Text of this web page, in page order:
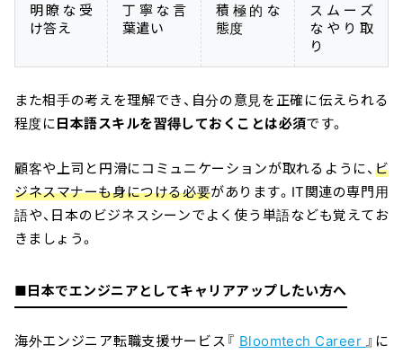
明瞭な受
け答え
丁寧な言
葉遣い
積極的な
態度
スムーズ
なやり取
り
また相手の考えを理解でき、自分の意見を正確に伝えられる
程度に日本語スキルを習得しておくことは必須です。
顧客や上司と円滑にコミュニケーションが取れるように、 ビ
ジネスマナーも身につける必要があります。IT関連の専門用
語や、日本のビジネスシーンでよく使う単語なども覚えてお
きましょう。
■日本でエンジニアとしてキャリアアップしたい方へ
海外エンジニア転職支援サービス『 Bloomtech Career 』に